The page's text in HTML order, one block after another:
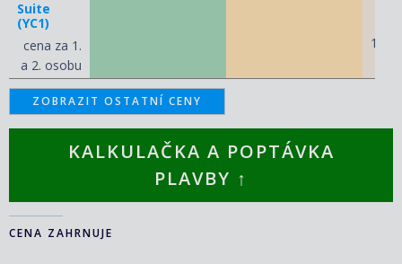
Suite
(YC1)
cena za 1.
a 2. osobu
106
ZOBRAZIT OSTATNÍ CENY
KALKULAČKA A POPTÁVKA
PLAVBY ↑
CENA ZAHRNUJE